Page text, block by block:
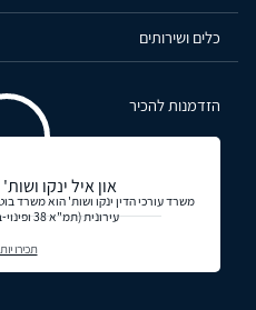
כלים ושירותים
הזדמנות להכיר
און איל ינקו
משרד עורכי הדין ינקו ושות' הוא משרד
עירונית (תמ"א 38 ופינוי-בינוי) בדגש על ייצוג בע
תכירו